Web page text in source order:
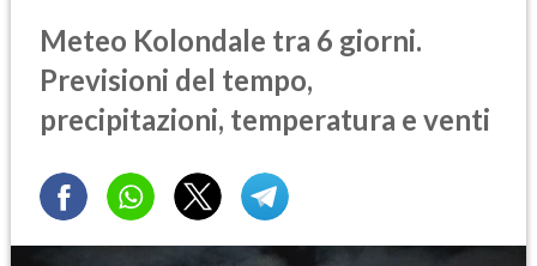
Meteo Kolondale tra 6 giorni.
Previsioni del tempo,
precipitazioni, temperatura e venti